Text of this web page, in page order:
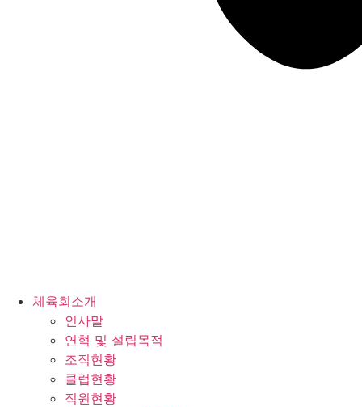
체육회소개
인사말
연혁 및 설립목적
조직현황
클럽현황
직원현황